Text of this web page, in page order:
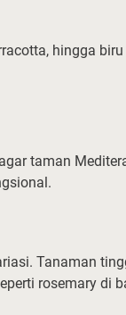
hingga
taman
Tanaman
rosemary di